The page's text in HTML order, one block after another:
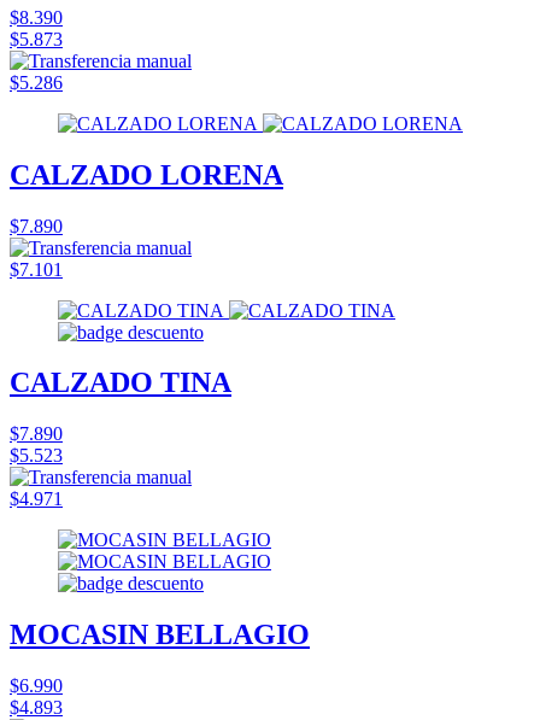
$8.390
$5.873
$5.286
CALZADO LORENA
$7.890
$7.101
CALZADO TINA
$7.890
$5.523
$4.971
MOCASIN BELLAGIO
$6.990
$4.893